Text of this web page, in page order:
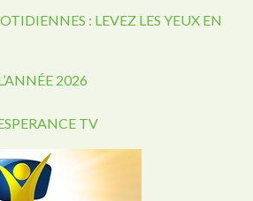
: LEVEZ LES YEUX EN
2026
TV